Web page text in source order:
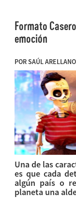
Formato
emoción
POR SAÚL
Una de las
es que cada
algún país o
planeta una